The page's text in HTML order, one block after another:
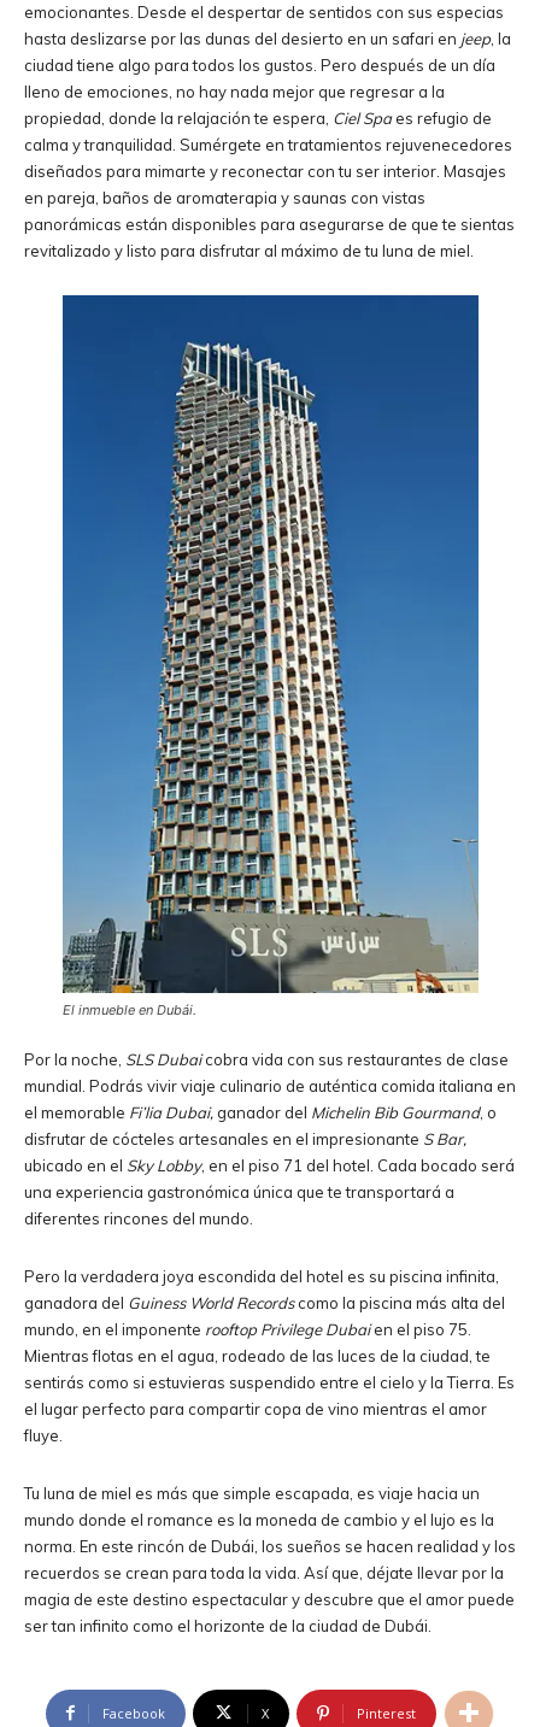
emocionantes. Desde el despertar de sentidos con sus especias
hasta deslizarse por las dunas del desierto en un safari en jeep, la
ciudad tiene algo para todos los gustos. Pero después de un día
lleno de emociones, no hay nada mejor que regresar a la
propiedad, donde la relajación te espera, Ciel Spaes refugio de
calma y tranquilidad. Sumérgete en tratamientos rejuvenecedores
diseñados para mimarte y reconectar con tu ser interior. Masajes
en pareja, baños de aromaterapia y saunas con vistas
panorámicas están disponibles para asegurarse de que te sientas
revitalizado y listo para disfrutar al máximo de tu luna de miel.
El inmueble en Dubái.
Por la noche, SLS Dubaicobra vida con sus restaurantes de clase
mundial. Podrás vivir viaje culinario de auténtica comida italiana en
el memorable Fi’lia Dubai, ganador del Michelin Bib Gourmand, o
disfrutar de cócteles artesanales en el impresionante S Bar,
ubicado en el Sky Lobby, en el piso 71 del hotel. Cada bocado será
una experiencia gastronómica única que te transportará a
diferentes rincones del mundo.
Pero la verdadera joya escondida del hotel es su piscina infinita,
ganadora del Guiness World Recordscomo la piscina más alta del
mundo, en el imponente rooftop Privilege Dubaien el piso 75.
Mientras flotas en el agua, rodeado de las luces de la ciudad, te
sentirás como si estuvieras suspendido entre el cielo y la Tierra. Es
el lugar perfecto para compartir copa de vino mientras el amor
fluye.
Tu luna de miel es más que simple escapada, es viaje hacia un
mundo donde el romance es la moneda de cambio y el lujo es la
norma. En este rincón de Dubái, los sueños se hacen realidad y los
recuerdos se crean para toda la vida. Así que, déjate llevar por la
magia de este destino espectacular y descubre que el amor puede
ser tan infinito como el horizonte de la ciudad de Dubái.
Facebook X Pinterest